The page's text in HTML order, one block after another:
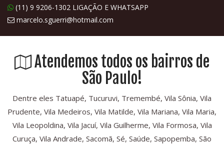
(11) 9 9206-1302 LIGAÇÃO E WHATSAPP
marcelo.sguerri@hotmail.com
Atendemos todos os bairros de
São Paulo!
Dentre eles Tatuapé, Tucuruvi, Tremembé, Vila Sônia, Vila
Prudente, Vila Medeiros, Vila Matilde, Vila Mariana, Vila Maria,
Vila Leopoldina, Vila Jacuí, Vila Guilherme, Vila Formosa, Vila
Curuça, Vila Andrade, Sacomã, Sé, Saúde, Sapopemba, São